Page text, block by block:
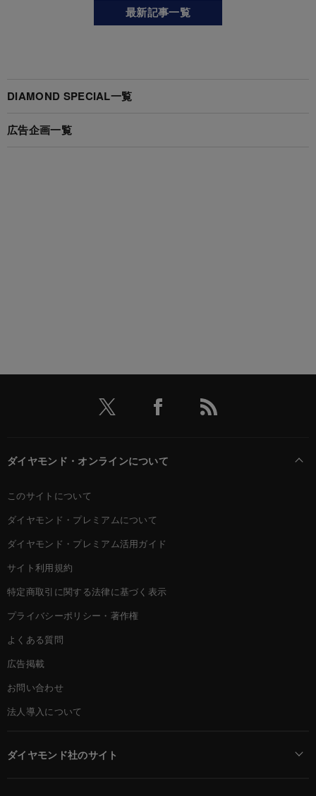
最新記事一覧
DIAMOND SPECIAL一覧
広告企画一覧
ダイヤモンド・オンラインについて
このサイトについて
ダイヤモンド・プレミアムについて
ダイヤモンド・プレミアム活用ガイド
サイト利用規約
特定商取引に関する法律に基づく表示
プライバシーポリシー・著作権
よくある質問
広告掲載
お問い合わせ
法人導入について
ダイヤモンド社のサイト